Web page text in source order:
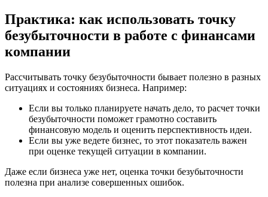
Практика: как использовать точку
безубыточности в работе с финансами
компании
Рассчитывать точку безубыточности бывает полезно в разных
ситуациях и состояниях бизнеса. Например:
Если вы только планируете начать дело, то расчет точки
безубыточности поможет грамотно составить
финансовую модель и оценить перспективность идеи.
Если вы уже ведете бизнес, то этот показатель важен
при оценке текущей ситуации в компании.
Даже если бизнеса уже нет, оценка точки безубыточности
полезна при анализе совершенных ошибок.